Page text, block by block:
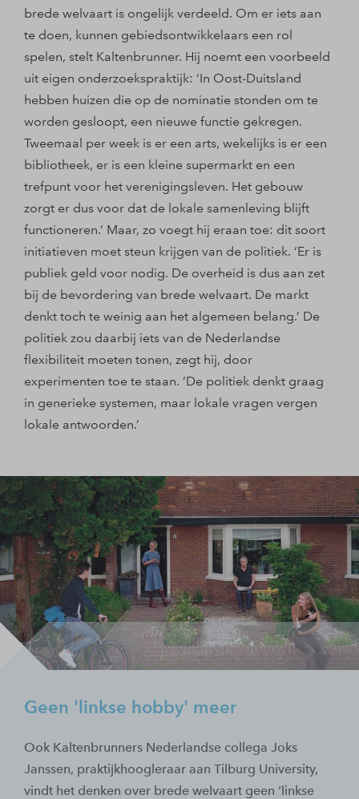
brede welvaart is ongelijk verdeeld. Om er iets aan
te doen, kunnen gebiedsontwikkelaars een rol
spelen, stelt Kaltenbrunner. Hij noemt een voorbeeld
uit eigen onderzoekspraktijk: ‘In Oost-Duitsland
hebben huizen die op de nominatie stonden om te
worden gesloopt, een nieuwe functie gekregen.
Tweemaal per week is er een arts, wekelijks is er een
bibliotheek, er is een kleine supermarkt en een
trefpunt voor het verenigingsleven. Het gebouw
zorgt er dus voor dat de lokale samenleving blijft
functioneren.’ Maar, zo voegt hij eraan toe: dit soort
initiatieven moet steun krijgen van de politiek. ‘Er is
publiek geld voor nodig. De overheid is dus aan zet
bij de bevordering van brede welvaart. De markt
denkt toch te weinig aan het algemeen belang.’ De
politiek zou daarbij iets van de Nederlandse
flexibiliteit moeten tonen, zegt hij, door
experimenten toe te staan. ‘De politiek denkt graag
in generieke systemen, maar lokale vragen vergen
lokale antwoorden.’
Geen 'linkse hobby' meer
Ook Kaltenbrunners Nederlandse collega Joks
Janssen, praktijkhoogleraar aan Tilburg University,
vindt het denken over brede welvaart geen ‘linkse